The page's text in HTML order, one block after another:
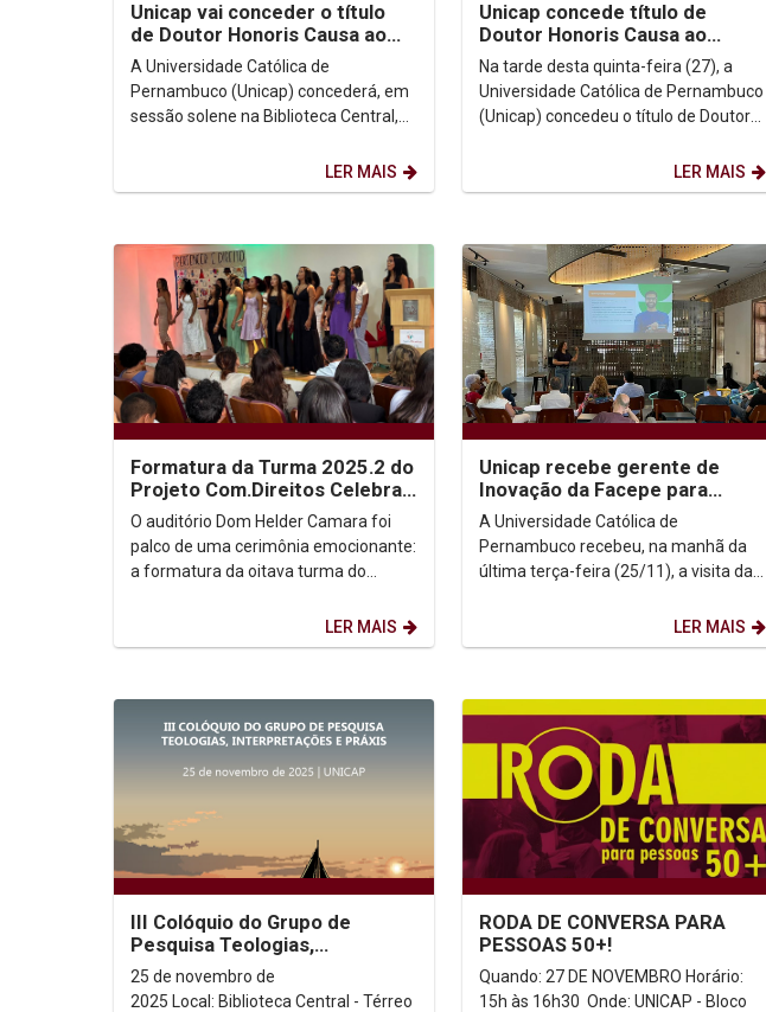
Unicap vai conceder o título
de Doutor Honoris Causa ao
jurista e imortal da Academia
Brasileira...
A Universidade Católica de
Pernambuco (Unicap) concederá, em
sessão solene na Biblioteca Central,
LER MAIS
Unicap concede título de
Doutor Honoris Causa ao
Padre Scott Brodeur
Na tarde desta quinta-feira (27), a
Universidade Católica de Pernambuco
(Unicap) concedeu o título de Doutor
LER MAIS
Formatura da Turma 2025.2 do
Projeto Com.Direitos Celebra
Inclusão e Transformação
Social
O auditório Dom Helder Camara foi
palco de uma cerimônia emocionante:
a formatura da oitava turma do
LER MAIS
Unicap recebe gerente de
Inovação da Facepe para
apresentação do Programa
Centelha 3
A Universidade Católica de
Pernambuco recebeu, na manhã da
última terça-feira (25/11), a visita da
LER MAIS
III Colóquio do Grupo de
Pesquisa Teologias,
Interpretações e Praxis
25 de novembro de
2025 Local: Biblioteca Central - Térreo
RODA DE CONVERSA PARA
PESSOAS 50+!
Quando: 27 DE NOVEMBRO Horário:
15h às 16h30 Onde: UNICAP - Bloco